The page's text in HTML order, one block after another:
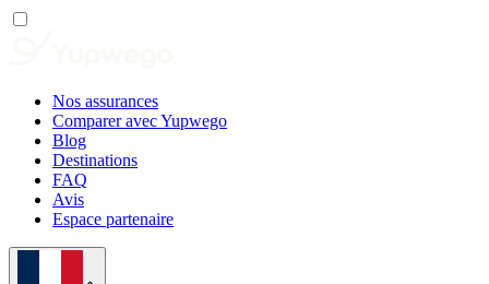
Nos assurances
Comparer avec Yupwego
Blog
Destinations
FAQ
Avis
Espace partenaire